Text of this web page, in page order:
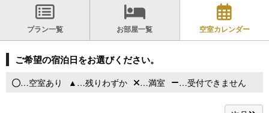
プラン一覧 お部屋一覧 空室カレンダー
ご希望の宿泊日をお選びください。
…空室あり …残りわずか …満室 …受付できません